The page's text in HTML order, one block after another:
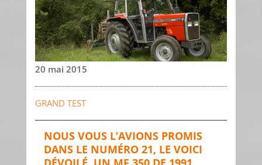
20 mai 2015
GRAND TEST
NOUS VOUS L’AVIONS PROMIS
DANS LE NUMÉRO 21, LE VOICI